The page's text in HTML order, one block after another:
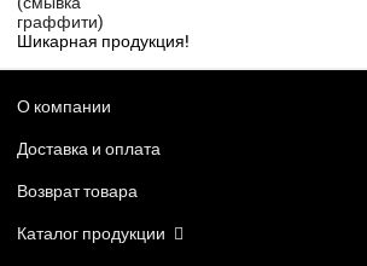
Шикарная продукция!
О компании
Доставка и оплата
Возврат товара
Каталог продукции